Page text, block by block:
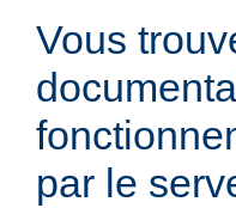
Vous
par le